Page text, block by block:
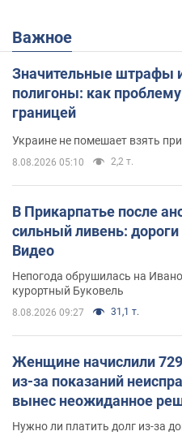
Важное
Значительные штрафы
полигоны: как
границей
Украине не помешает взять
8.08.2026 05:10 2,2 т.
В Прикарпатье после
сильный ливень:
Видео
Непогода обрушилась на
курортный Буковель
8.08.2026 09:27 31,1 т.
Женщине начислили 729
из-за показаний
вынес неожиданное
Нужно ли платить долг из-за